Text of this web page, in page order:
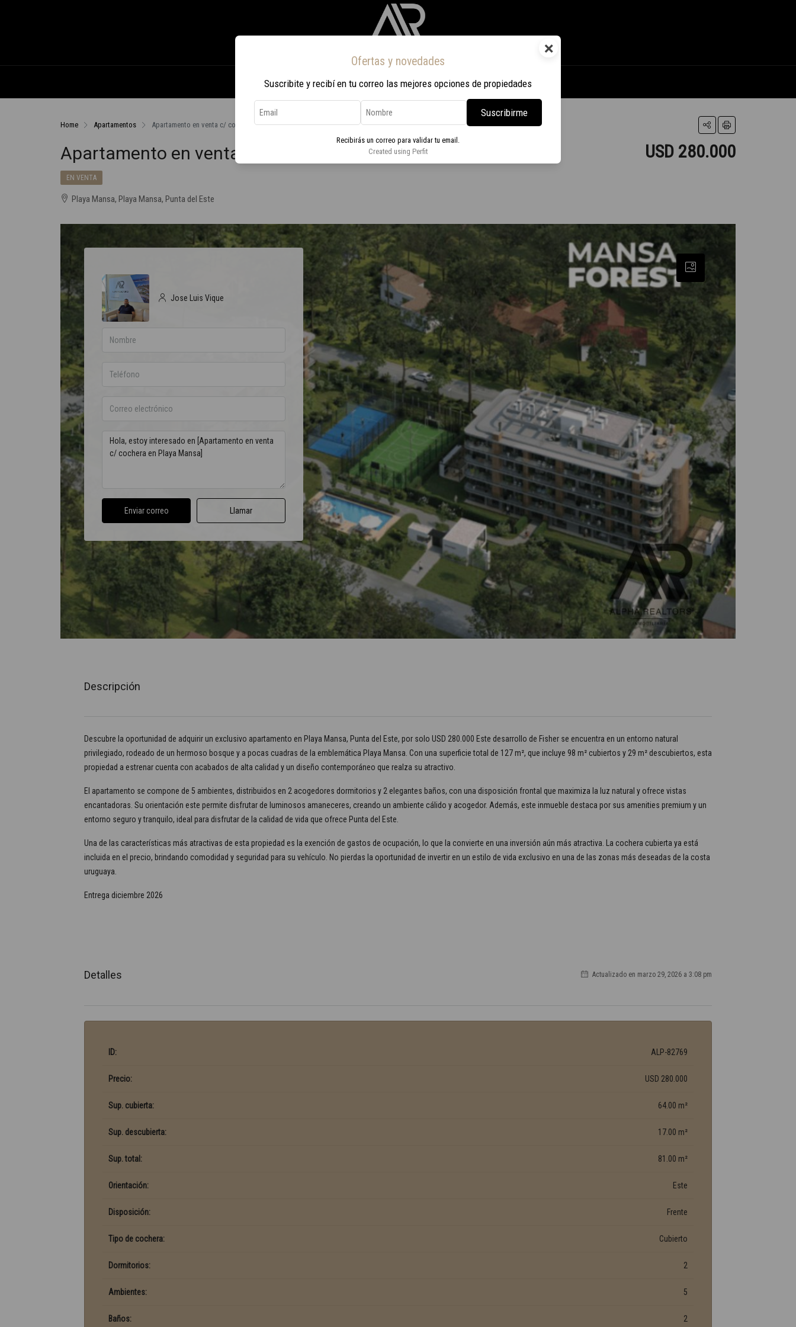
×
Ofertas y novedades
Suscribite y recibí en tu correo las mejores opciones de propiedades
Suscribirme
Recibirás un correo para validar tu email.
Created using Perfit
Inicio Propiedades Nosotros Contacto Viaje a Rio 2026
Home Apartamentos Apartamento en venta c/ cochera en Playa Mansa
Apartamento en venta c/ cochera en Playa Mansa USD 280.000
EN VENTA
Playa Mansa, Playa Mansa, Punta del Este
Jose Luis Vique
Enviar correo Llamar
Descripción
Descubre la oportunidad de adquirir un exclusivo apartamento en Playa Mansa, Punta del Este, por solo USD 280.000 Este desarrollo de Fisher se encuentra en un entorno natural
privilegiado, rodeado de un hermoso bosque y a pocas cuadras de la emblemática Playa Mansa. Con una superficie total de 127 m², que incluye 98 m² cubiertos y 29 m² descubiertos, esta
propiedad a estrenar cuenta con acabados de alta calidad y un diseño contemporáneo que realza su atractivo.
El apartamento se compone de 5 ambientes, distribuidos en 2 acogedores dormitorios y 2 elegantes baños, con una disposición frontal que maximiza la luz natural y ofrece vistas
encantadoras. Su orientación este permite disfrutar de luminosos amaneceres, creando un ambiente cálido y acogedor. Además, este inmueble destaca por sus amenities premium y un
entorno seguro y tranquilo, ideal para disfrutar de la calidad de vida que ofrece Punta del Este.
Una de las características más atractivas de esta propiedad es la exención de gastos de ocupación, lo que la convierte en una inversión aún más atractiva. La cochera cubierta ya está
incluida en el precio, brindando comodidad y seguridad para su vehículo. No pierdas la oportunidad de invertir en un estilo de vida exclusivo en una de las zonas más deseadas de la costa
uruguaya.
Entrega diciembre 2026
Detalles Actualizado en marzo 29, 2026 a 3:08 pm
ID: ALP-82769
Precio: USD 280.000
Sup. cubierta: 64.00 m²
Sup. descubierta: 17.00 m²
Sup. total: 81.00 m²
Orientación: Este
Disposición: Frente
Tipo de cochera: Cubierto
Dormitorios: 2
Ambientes: 5
Baños: 2